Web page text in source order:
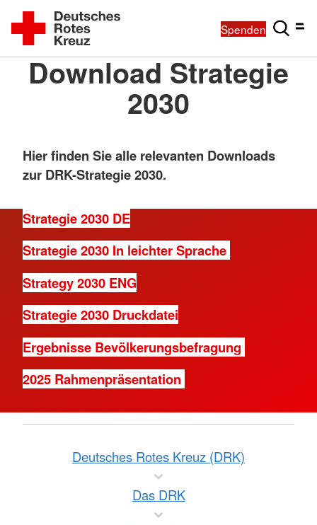
Spenden
Download Strategie
2030
Hier finden Sie alle relevanten Downloads
zur DRK-Strategie 2030.
Strategie 2030 DE
Strategie 2030 In leichter Sprache
Strategy 2030 ENG
Strategie 2030 Druckdatei
Ergebnisse Bevölkerungsbefragung
2025 Rahmenpräsentation
Deutsches Rotes Kreuz (DRK)
Das DRK